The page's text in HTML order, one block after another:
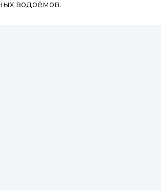
водоёмов.